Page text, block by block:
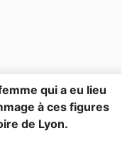
qui a eu lieu
à ces figures
de Lyon.